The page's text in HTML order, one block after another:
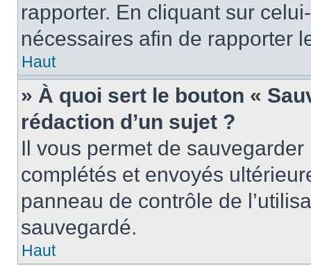
rapporter. En cliquant sur
nécessaires afin de rapporter
Haut
» À quoi sert le bouton «
rédaction d’un sujet ?
Il vous permet de
complétés et envoyés
panneau de contrôle de
sauvegardé.
Haut